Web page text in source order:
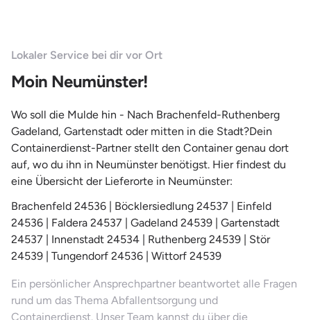
Lokaler Service bei dir vor Ort
Moin Neumünster!
Wo soll die Mulde hin - Nach Brachenfeld-Ruthenberg
Gadeland, Gartenstadt oder mitten in die Stadt?Dein
Containerdienst-Partner stellt den Container genau dort
auf, wo du ihn in Neumünster benötigst. Hier findest du
eine Übersicht der Lieferorte in Neumünster:
Brachenfeld 24536 | Böcklersiedlung 24537 | Einfeld
24536 | Faldera 24537 | Gadeland 24539 | Gartenstadt
24537 | Innenstadt 24534 | Ruthenberg 24539 | Stör
24539 | Tungendorf 24536 | Wittorf 24539
Ein persönlicher Ansprechpartner beantwortet alle Fragen
rund um das Thema Abfallentsorgung und
Containerdienst. Unser Team kannst du über die